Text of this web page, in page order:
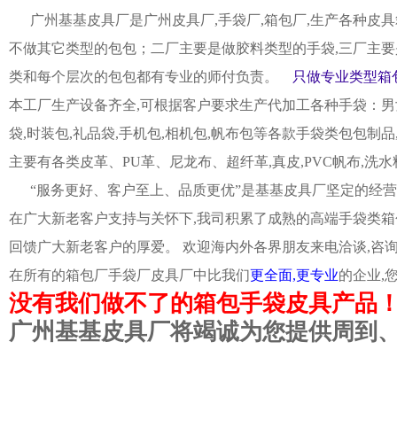
广州基基皮具厂是广州皮具厂,手袋厂,箱包厂,生产各种皮
不做其它类型的包包；二厂主要是做胶料类型的手袋,三厂主
类和每个层次的包包都有专业的师付负责。
只做专业类型箱
本工厂生产设备齐全,可根据客户要求生产代加工各种手袋：
袋,时装包,礼品袋,手机包,相机包,帆布包等各款手袋类包包制
主要有各类皮革、PU革、尼龙布、超纤革,真皮,PVC帆布,洗
“服务更好、客户至上、品质更优”是基基皮具厂坚定的经
在广大新老客户支持与关怀下,我司积累了成熟的高端手袋类
回馈广大新老客户的厚爱。 欢迎海内外各界朋友来电洽谈,咨
在所有的箱包厂手袋厂皮具厂中比我们更全面,更专业的企业,
没有我们做不了的箱包手袋皮具产品
广州基基皮具厂将竭诚为您提供周到